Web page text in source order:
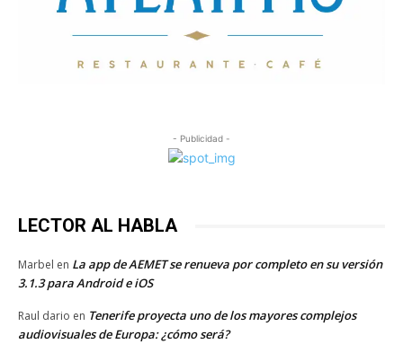
- Publicidad -
LECTOR AL HABLA
Marbel en La app de AEMET se renueva por completo en su versión
3.1.3 para Android e iOS
Raul dario en Tenerife proyecta uno de los mayores complejos
audiovisuales de Europa: ¿cómo será?